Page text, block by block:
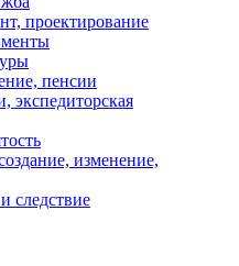
проектирование
пенсии
экспедиторская
изменение,
следствие